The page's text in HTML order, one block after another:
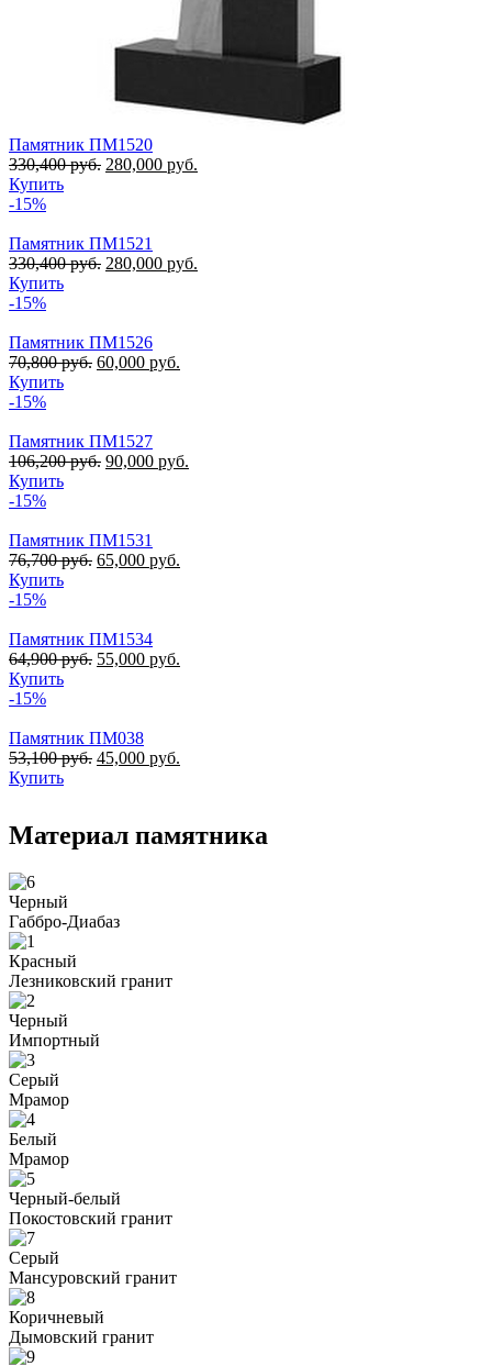
Памятник ПМ1520
330,400руб. 280,000 руб.
Купить
-15%
Памятник ПМ1521
330,400руб. 280,000 руб.
Купить
-15%
Памятник ПМ1526
70,800руб. 60,000 руб.
Купить
-15%
Памятник ПМ1527
106,200руб. 90,000 руб.
Купить
-15%
Памятник ПМ1531
76,700руб. 65,000 руб.
Купить
-15%
Памятник ПМ1534
64,900руб. 55,000 руб.
Купить
-15%
Памятник ПМ038
53,100руб. 45,000 руб.
Купить
Материал памятника
Черный
Габбро-Диабаз
Красный
Лезниковский гранит
Черный
Импортный
Серый
Мрамор
Белый
Мрамор
Черный-белый
Покостовский гранит
Серый
Мансуровский гранит
Коричневый
Дымовский гранит